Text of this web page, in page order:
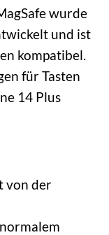
wurde
und ist
kompatibel.
für Tasten
14 Plus
von der